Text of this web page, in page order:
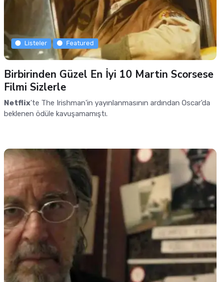
Listeler Featured
Birbirinden Güzel En İyi 10 Martin Scorsese
Filmi Sizlerle
Netflix'te The Irishman'in yayınlanmasının ardından Oscar'da
beklenen ödüle kavuşamamıştı.